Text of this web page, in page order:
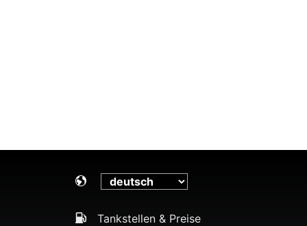
Tankstellen & Preise